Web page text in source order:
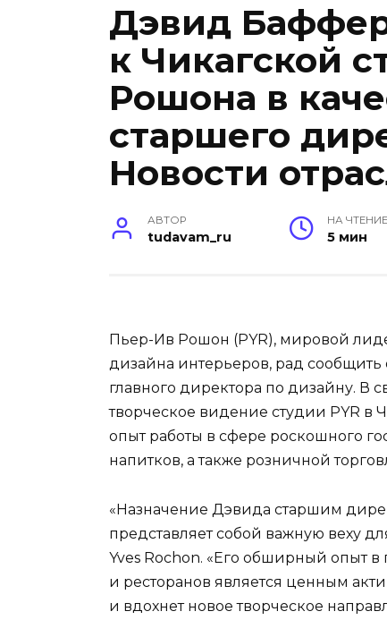
Дэвид
к Чикагской
Рошона в
старшего
Новости
АВТОР
tudavam_ru
НА ЧТЕНИЕ
5 мин
Пьер-Ив Рошон (PYR), мировой
дизайна интерьеров, рад
главного директора по дизайну. В
творческое видение студии PYR в
опыт работы в сфере роскошного
напитков, а также розничной
«Назначение Дэвида старшим
представляет собой важную веху
Yves Rochon. «Его обширный опыт
и ресторанов является ценным
и вдохнет новое творческое